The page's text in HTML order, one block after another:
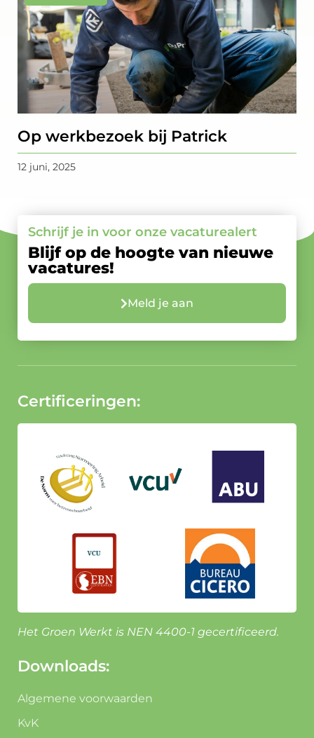
Op werkbezoek bij Patrick
12 juni, 2025
Schrijf je in voor onze vacaturealert
Blijf op de hoogte van nieuwe
vacatures!
Meld je aan
Certificeringen:
Het Groen Werkt is NEN 4400-1 gecertificeerd.
Downloads:
Algemene voorwaarden
KvK